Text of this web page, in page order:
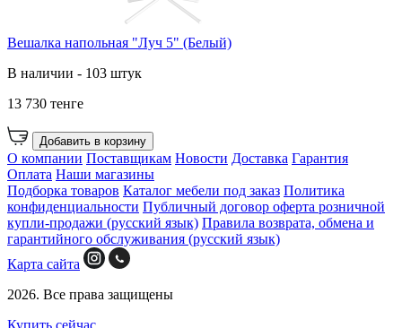
Вешалка напольная "Луч 5" (Белый)
В наличии - 103 штук
13 730 тенге
Добавить в корзину
О компании Поставщикам Новости Доставка Гарантия
Оплата Наши магазины
Подборка товаров Каталог мебели под заказ Политика
конфиденциальности Публичный договор оферта розничной
купли-продажи (русский язык) Правила возврата, обмена и
гарантийного обслуживания (русский язык)
Карта сайта
2026. Все права защищены